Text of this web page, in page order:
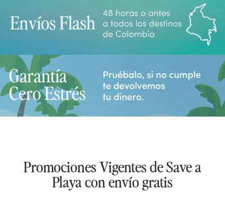
Promociones Vigentes de Save a
Playa con envío gratis